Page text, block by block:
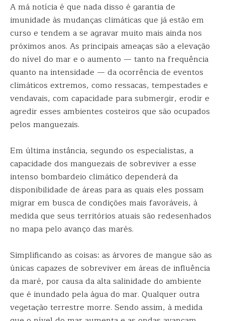
A má notícia é que nada disso é garantia de
imunidade às mudanças climáticas que já estão em
curso e tendem a se agravar muito mais ainda nos
próximos anos. As principais ameaças são a elevação
do nível do mar e o aumento — tanto na frequência
quanto na intensidade — da ocorrência de eventos
climáticos extremos, como ressacas, tempestades e
vendavais, com capacidade para submergir, erodir e
agredir esses ambientes costeiros que são ocupados
pelos manguezais.
Em última instância, segundo os especialistas, a
capacidade dos manguezais de sobreviver a esse
intenso bombardeio climático dependerá da
disponibilidade de áreas para as quais eles possam
migrar em busca de condições mais favoráveis, à
medida que seus territórios atuais são redesenhados
no mapa pelo avanço das marés.
Simplificando as coisas: as árvores de mangue são as
únicas capazes de sobreviver em áreas de influência
da maré, por causa da alta salinidade do ambiente
que é inundado pela água do mar. Qualquer outra
vegetação terrestre morre. Sendo assim, à medida